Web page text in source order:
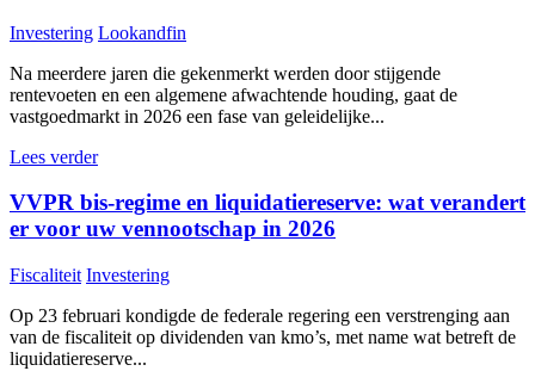
Investering Lookandfin
Na meerdere jaren die gekenmerkt werden door stijgende
rentevoeten en een algemene afwachtende houding, gaat de
vastgoedmarkt in 2026 een fase van geleidelijke...
Lees verder
VVPR bis-regime en liquidatiereserve: wat verandert
er voor uw vennootschap in 2026
Fiscaliteit Investering
Op 23 februari kondigde de federale regering een verstrenging aan
van de fiscaliteit op dividenden van kmo’s, met name wat betreft de
liquidatiereserve...